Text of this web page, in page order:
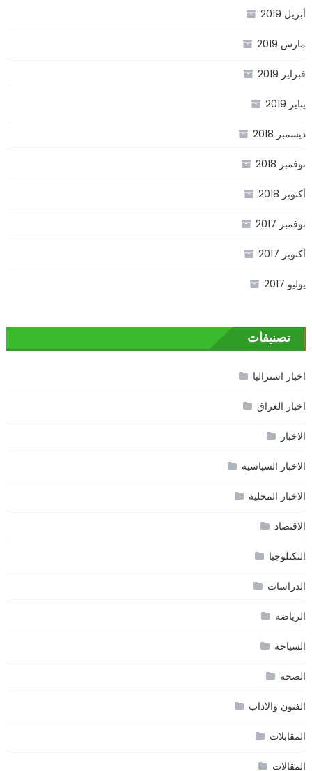
أبريل 2019
مارس 2019
فبراير 2019
يناير 2019
ديسمبر 2018
نوفمبر 2018
أكتوبر 2018
نوفمبر 2017
أكتوبر 2017
يوليو 2017
تصنيفات
اخبار استراليا
اخبار العراق
الاخبار
الاخبار السياسية
الاخبار المحلية
الاقتصاد
التكنلوجيا
الدراسات
الرياضة
السياحة
الصحة
الفنون والاداب
المقابلات
المقالات